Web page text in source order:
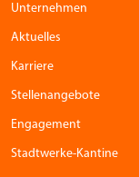
Unternehmen
Aktuelles
Karriere
Stellenangebote
Engagement
Stadtwerke-Kantine